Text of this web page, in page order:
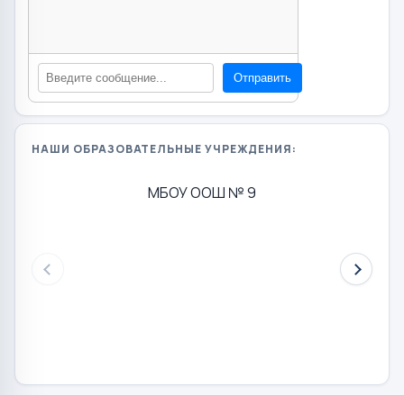
Отправить
НАШИ ОБРАЗОВАТЕЛЬНЫЕ УЧРЕЖДЕНИЯ:
МБОУ ООШ № 9